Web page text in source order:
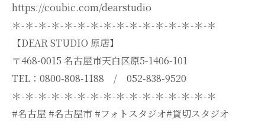
https://coubic.com/dearstudio
＊-＊-＊-＊-＊-＊-＊-＊-＊-＊-＊-＊-＊-＊-＊-＊
【DEAR STUDIO 原店】
〒468-0015 名古屋市天白区原5-1406-101
TEL：0800-808-1188 / 052-838-9520
＊-＊-＊-＊-＊-＊-＊-＊-＊-＊-＊-＊-＊-＊-＊-＊
#名古屋 #名古屋市 #フォトスタジオ#貸切スタジオ